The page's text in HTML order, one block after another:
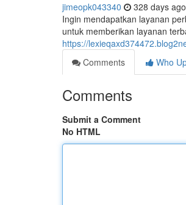
jimeopk043340 328 days ago
Ingin mendapatkan layanan
untuk memberikan layanan
https://
Comments
Who
Comments
Submit a Comment
No HTML